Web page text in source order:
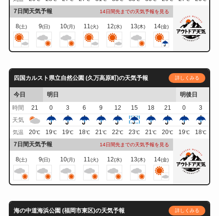
7日間天気予報 14日間先までの天気予報を見る
8(土) 9(日) 10(月) 11(火) 12(水) 13(木) 14(金)
四国カルスト県立自然公園 (久万高原町)の天気予報 詳しくみる
今日 明日
明後日
時間
21 0 3 6 9 12 15 18 21 0
3
天気
気温 20℃ 19℃ 19℃ 18℃ 21℃ 22℃ 23℃ 21℃ 20℃ 19℃ 18℃
7日間天気予報 14日間先までの天気予報を見る
8(土) 9(日) 10(月) 11 (火) 12(水) 13(木) 14(金)
海の中道海浜公園 (福岡市東区)の天気予報 詳しくみる